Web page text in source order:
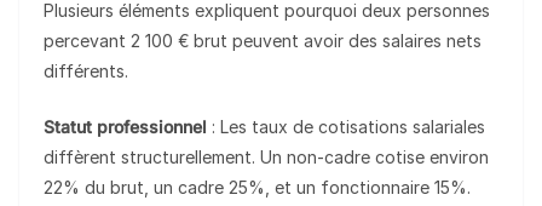
Plusieurs éléments expliquent pourquoi deux personnes
percevant 2 100 € brut peuvent avoir des salaires nets
différents.
Statut professionnel : Les taux de cotisations salariales
diffèrent structurellement. Un non-cadre cotise environ
22% du brut, un cadre 25%, et un fonctionnaire 15%.